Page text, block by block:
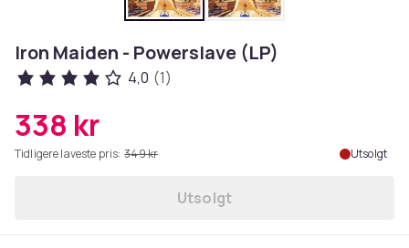
Iron Maiden - Powerslave (LP)
4,0 (1)
338 kr
Tidligere laveste pris: 349 kr Utsolgt
Utsolgt